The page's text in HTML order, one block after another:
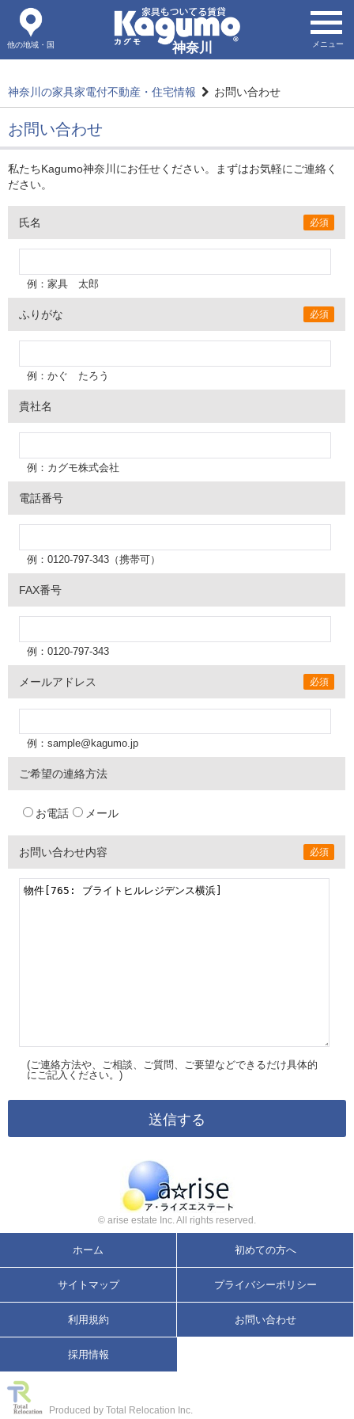
神奈川
他の地域・国 メニュー
神奈川の家具家電付不動産・住宅情報 お問い合わせ
お問い合わせ
私たちKagumo神奈川にお任せください。まずはお気軽にご連絡く
ださい。
必須
氏名
例：家具 太郎
必須
ふりがな
例：かぐ たろう
貴社名
例：カグモ株式会社
電話番号
例：0120-797-343（携帯可）
FAX番号
例：0120-797-343
必須
メールアドレス
例：sample@kagumo.jp
ご希望の連絡方法
お電話 メール
必須
お問い合わせ内容
(ご連絡方法や、ご相談、ご質問、ご要望などできるだけ具体的
にご記入ください。)
© arise estate Inc. All rights reserved.
ホーム 初めての方へ
サイトマップ プライバシーポリシー
利用規約 お問い合わせ
採用情報
Produced by Total Relocation Inc.